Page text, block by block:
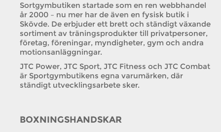
Sortgymbutiken startade som en ren webbhandel
år 2000 – nu mer har de även en fysisk butik i
Skövde. De erbjuder ett brett och ständigt växande
sortiment av träningsprodukter till privatpersoner,
företag, föreningar, myndigheter, gym och andra
motionsanläggningar.
JTC Power, JTC Sport, JTC Fitness och JTC Combat
är Sportgymbutikens egna varumärken, där
ständigt utvecklingsarbete sker.
BOXNINGSHANDSKAR